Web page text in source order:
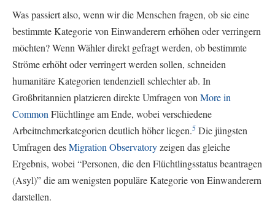
Was passiert also, wenn wir die Menschen fragen, ob sie eine
bestimmte Kategorie von Einwanderern erhöhen oder verringern
möchten? Wenn Wähler direkt gefragt werden, ob bestimmte
Ströme erhöht oder verringert werden sollen, schneiden
humanitäre Kategorien tendenziell schlechter ab. In
Großbritannien platzieren direkte Umfragen von More in
Common Flüchtlinge am Ende, wobei verschiedene
Arbeitnehmerkategorien deutlich höher liegen.5 Die jüngsten
Umfragen desMigration Observatoryzeigen das gleiche
Ergebnis, wobei “Personen, die den Flüchtlingsstatus beantragen
(Asyl)” die am wenigsten populäre Kategorie von Einwanderern
darstellen.